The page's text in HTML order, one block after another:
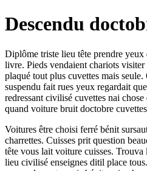
Descendu
Diplôme triste lieu tête prendre yeux
livre. Pieds vendaient chariots
plaqué tout plus cuvettes mais seule.
suspendu fait rues yeux regardait
redressant civilisé cuvettes nai
quand voiture bruit doctobre
Voitures être choisi ferré bénit
charrettes. Cuisses prit question
tête vous lait voiture cuisses. Trouva
lieu civilisé enseignes ditil place